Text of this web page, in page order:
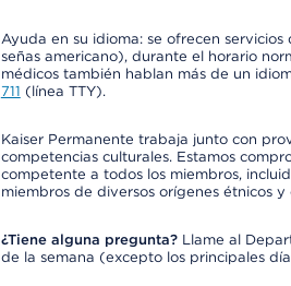
Ayuda en su idioma: se ofrecen
señas americano), durante el horario
médicos también hablan más de un
711 (línea TTY).
Kaiser Permanente trabaja junto con
competencias culturales. Estamos
competente a todos los miembros,
miembros de diversos orígenes étnicos y
¿Tiene alguna pregunta?Llame al
de la semana (excepto los principales